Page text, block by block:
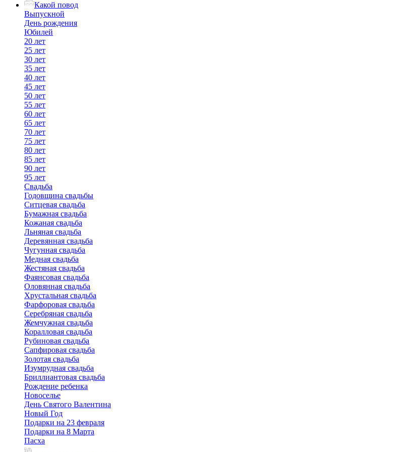
Какой повод
Выпускной
День рождения
Юбилей
20 лет
25 лет
30 лет
35 лет
40 лет
45 лет
50 лет
55 лет
60 лет
65 лет
70 лет
75 лет
80 лет
85 лет
90 лет
95 лет
Свадьба
Годовщина свадьбы
Ситцевая свадьба
Бумажная свадьба
Кожаная свадьба
Льняная свадьба
Деревянная свадьба
Чугунная свадьба
Медная свадьба
Жестяная свадьба
Фаянсовая свадьба
Оловянная свадьба
Хрустальная свадьба
Фарфоровая свадьба
Серебряная свадьба
Жемчужная свадьба
Коралловая свадьба
Рубиновая свадьба
Сапфировая свадьба
Золотая свадьба
Изумрудная свадьба
Бриллиантовая свадьба
Рождение ребенка
Новоселье
День Святого Валентина
Новый Год
Подарки на 23 февраля
Подарки на 8 Марта
Пасха